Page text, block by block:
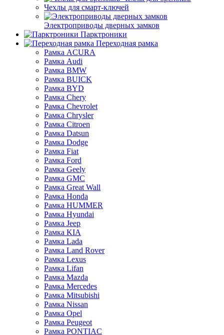
Чехлы для смарт-ключей
Электроприводы дверных замков
Парктроники
Переходная рамка
Рамка ACURA
Рамка Audi
Рамка BMW
Рамка BUICK
Рамка BYD
Рамка Chery
Рамка Chevrolet
Рамка Chrysler
Рамка Citroen
Рамка Datsun
Рамка Dodge
Рамка Fiat
Рамка Ford
Рамка Geely
Рамка GMC
Рамка Great Wall
Рамка Honda
Рамка HUMMER
Рамка Hyundai
Рамка Jeep
Рамка KIA
Рамка Lada
Рамка Land Rover
Рамка Lexus
Рамка Lifan
Рамка Mazda
Рамка Mercedes
Рамка Mitsubishi
Рамка Nissan
Рамка Opel
Рамка Peugeot
Рамка PONTIAC